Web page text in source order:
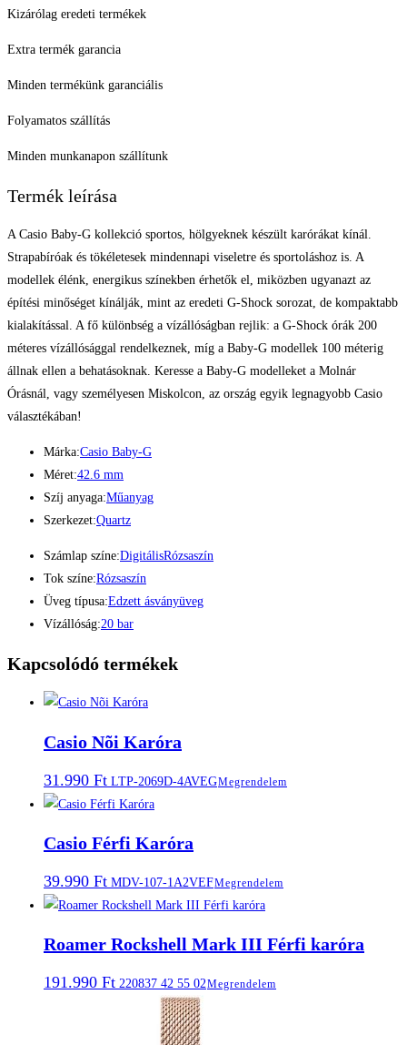
Kizárólag eredeti termékek
Extra termék garancia
Minden termékünk garanciális
Folyamatos szállítás
Minden munkanapon szállítunk
Termék leírása
A Casio Baby-G kollekció sportos, hölgyeknek készült karórákat kínál.
Strapabíróak és tökéletesek mindennapi viseletre és sportoláshoz is. A
modellek élénk, energikus színekben érhetők el, miközben ugyanazt az
építési minőséget kínálják, mint az eredeti G-Shock sorozat, de kompaktabb
kialakítással. A fő különbség a vízállóságban rejlik: a G-Shock órák 200
méteres vízállósággal rendelkeznek, míg a Baby-G modellek 100 méterig
állnak ellen a behatásoknak. Keresse a Baby-G modelleket a Molnár
Órásnál, vagy személyesen Miskolcon, az ország egyik legnagyobb Casio
választékában!
Márka:Casio Baby-G
Méret:42.6 mm
Szíj anyaga:Műanyag
Szerkezet:Quartz
Számlap színe:DigitálisRózsaszín
Tok színe:Rózsaszín
Üveg típusa:Edzett ásványüveg
Vízállóság:20 bar
Kapcsolódó termékek
Casio Nõi Karóra
31.990 Ft LTP-2069D-4AVEGMegrendelem
Casio Férfi Karóra
39.990 Ft MDV-107-1A2VEFMegrendelem
Roamer Rockshell Mark III Férfi karóra
191.990 Ft 220837 42 55 02Megrendelem